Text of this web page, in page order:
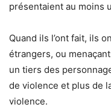
présentaient au moins
Quand ils l’ont fait, ils
étrangers, ou
un tiers des
de violence et plus de
violence.